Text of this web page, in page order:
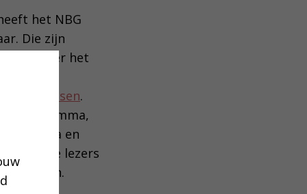
het NBG
Die zijn
gaan over het
Pasen.
programma,
bij Jesaja en
de eerste lezers